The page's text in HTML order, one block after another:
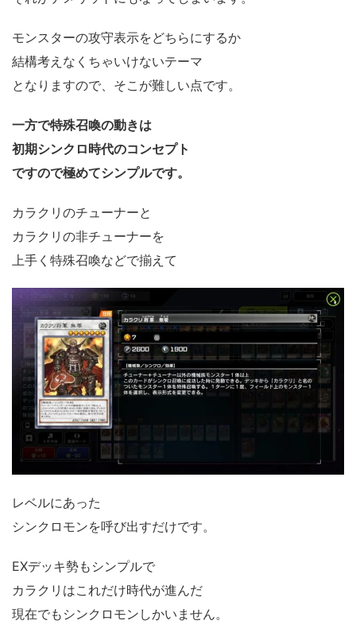
モンスターの攻守表示をどちらにするか
結構考えなくちゃいけないテーマ
となりますので、そこが難しい点です。
一方で特殊召喚の動きは
初期シンクロ時代のコンセプト
ですので極めてシンプルです。
カラクリのチューナーと
カラクリの非チューナーを
上手く特殊召喚などで揃えて
レベルにあった
シンクロモンを呼び出すだけです。
EXデッキ勢もシンプルで
カラクリはこれだけ時代が進んだ
現在でもシンクロモンしかいません。